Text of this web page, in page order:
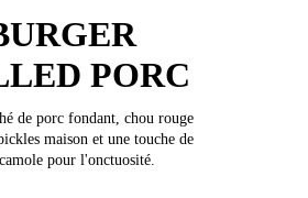
PORC
de porc fondant, chou rouge
maison et une touche de
pour l'onctuosité.